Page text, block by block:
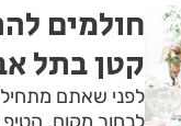
חולמים
קטן בתל
לפני שאתם